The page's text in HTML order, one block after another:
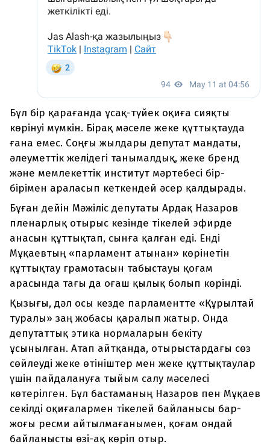
Бұл бір қарағанда ұсақ-түйек оқиға сияқты
көрінуі мүмкін. Бірақ мәселе жеке құттықтауда
ғана емес. Соңғы жылдары депутат мандаты,
әлеуметтік желідегі танымалдық, жеке бренд
және мемлекеттік институт мәртебесі бір-
бірімен араласып кеткендей әсер қалдырады.
Бұған дейін Мәжіліс депутаты Ардақ Назаров
пленарлық отырыс кезінде тікелей эфирде
анасын құттықтап, сынға қалған еді. Енді
Мұқаевтың «парламент атынан» көрінетін
құттықтау грамотасын табыстауы қоғам
арасында тағы да оғаш қылық болып көрінді.
Қызығы, дәл осы кезде парламентте «Құрылтай
туралы» заң жобасы қаралып жатыр. Онда
депутаттық этика нормаларын бекіту
ұсынылған. Атап айтқанда, отырыстардағы сөз
сөйлеуді жеке өтініштер мен жеке құттықтаулар
үшін пайдалануға тыйым салу мәселесі
көтерілген. Бұл бастаманың Назаров пен Мұқаев
секілді оқиғалармен тікелей байланысы бар-
жоғы ресми айтылмағанымен, қоғам ондай
байланысты өзі-ақ көріп отыр.